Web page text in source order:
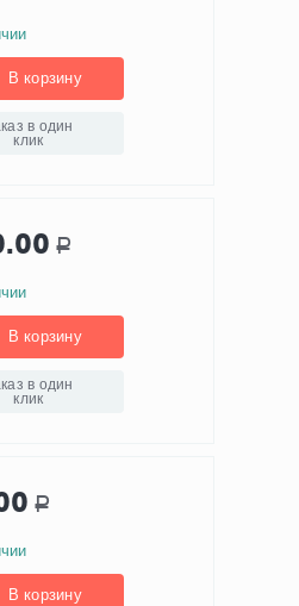
В корзину
в один
клик
Р
В корзину
в один
клик
Р
В корзину